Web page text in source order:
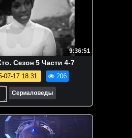
9:36:51
Сезон 5 Части 4-7
07-17 18:31 206
Сериаловеды